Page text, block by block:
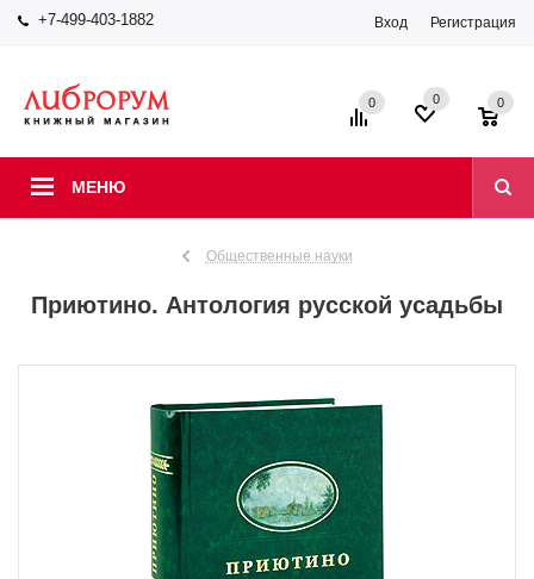
+7-499-403-1882 Вход Регистрация
МЕНЮ
0 0 0
Общественные науки
Приютино. Антология русской усадьбы